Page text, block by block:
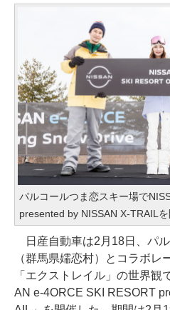
パルコールつま恋スキー場で
presented by NISSAN X-TRAILを
日産自動車は2月18日、パ
（群馬県嬬恋村）とコラボレ
「エクストレイル」の世界
AN e-4ORCE SKI RESORT